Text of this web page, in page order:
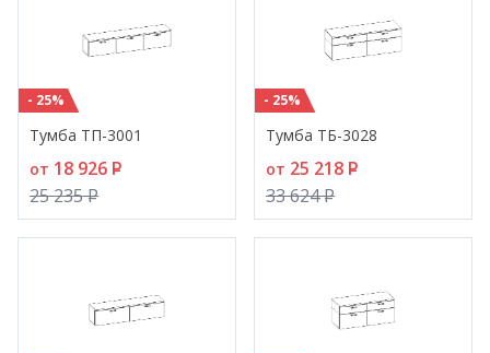
- 25%
Тумба ТП-3001
от 18 926 P
25 235P
- 25%
Тумба ТБ-3028
от 25 218 P
33 624P